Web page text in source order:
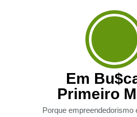
Em
Primeiro
Porque empreendedorismo